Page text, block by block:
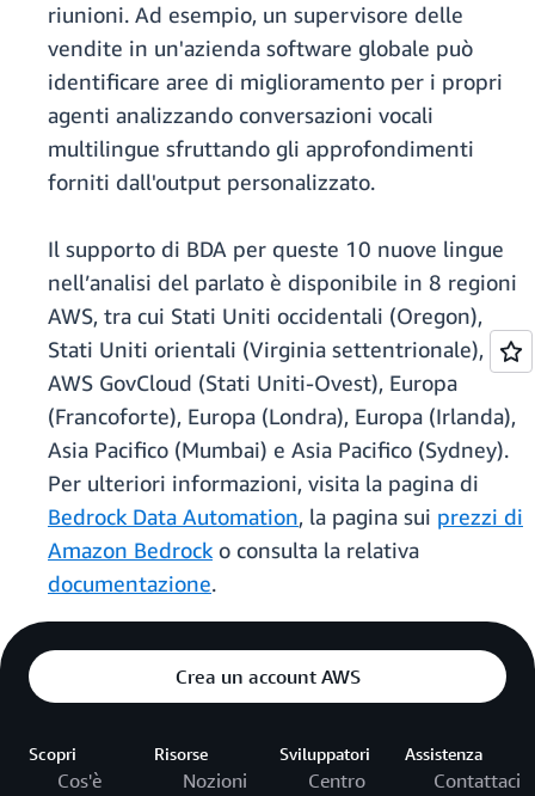
riunioni. Ad esempio, un supervisore delle
vendite in un'azienda software globale può
identificare aree di miglioramento per i propri
agenti analizzando conversazioni vocali
multilingue sfruttando gli approfondimenti
forniti dall'output personalizzato.
Il supporto di BDA per queste 10 nuove lingue
nell’analisi del parlato è disponibile in 8 regioni
AWS, tra cui Stati Uniti occidentali (Oregon),
Stati Uniti orientali (Virginia settentrionale),
AWS GovCloud (Stati Uniti-Ovest), Europa
(Francoforte), Europa (Londra), Europa (Irlanda),
Asia Pacifico (Mumbai) e Asia Pacifico (Sydney).
Per ulteriori informazioni, visita la pagina di
Bedrock Data Automation, la pagina sui prezzi di
Amazon Bedrock o consulta la relativa
documentazione.
Crea un account AWS
Scopri
Cos'è
Risorse
Nozioni
Sviluppatori
Centro
Assistenza
Contattaci